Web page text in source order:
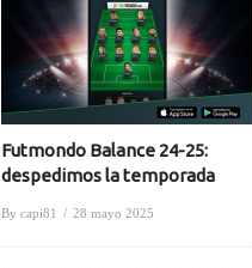
Futmondo Balance 24-25:
despedimos la temporada
By capi81 / 28 mayo 2025